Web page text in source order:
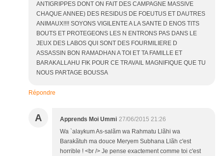
ANTIGRIPPES DONT ON FAIT DES CAMPAGNE MASSIVE
CHAQUE ANNEE) DES RESIDUS DE FOEUTUS ET DAUTRES
ANIMAUX!!!! SOYONS VIGILENTE A LA SANTE D ENOS TITS
BOUTS ET PROTEGEONS LES N ENTRONS PAS DANS LE
JEUX DES LABOS QUI SONT DES FOURMILIERE D
ASSASSIN BON RAMADHAN A TOI ET TA FAMILLE ET
BARAKALLAHU FIK POUR CE TRAVAIL MAGNIFIQUE QUE TU
NOUS PARTAGE BOUSSA
Répondre
A Apprends Moi Ummi 27/06/2015 21:26
Wa `alaykum As-salãm wa Rahmatu Llãhi wa
Barakãtuh ma douce Meryem Subhana Llãh c'est
horrible ! <br /> Je pense exactement comme toi c'est